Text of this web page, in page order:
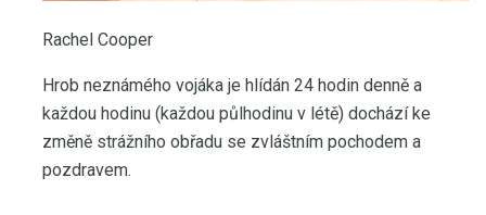
Rachel Cooper
Hrob neznámého vojáka je hlídán 24 hodin denně a
každou hodinu (každou půlhodinu v létě) dochází ke
změně strážního obřadu se zvláštním pochodem a
pozdravem.